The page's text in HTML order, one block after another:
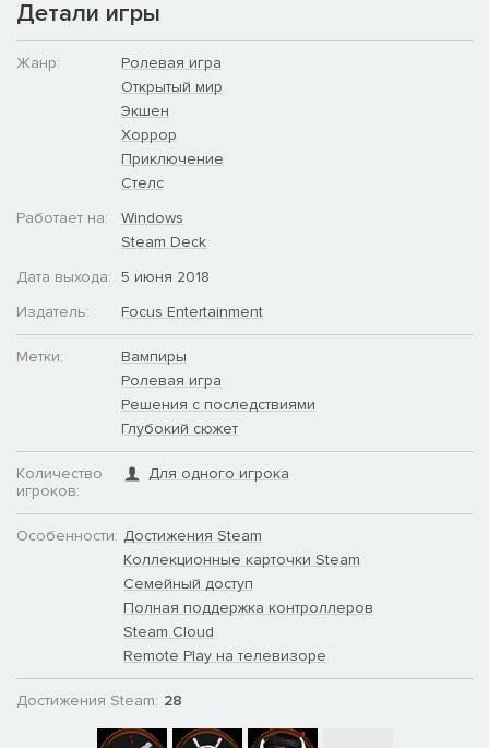
Детали игры
Жанр:
Ролевая игра
Открытый мир
Экшен
Хоррор
Приключение
Стелс
Работает на:
Windows
Steam Deck
Дата выхода: 5 июня 2018
Издатель:
Focus Entertainment
Метки:
Вампиры
Ролевая игра
Решения с последствиями
Глубокий сюжет
Количество
игроков:
Для одного игрока
Особенности: Достижения Steam
Коллекционные карточки Steam
Семейный доступ
Полная поддержка контроллеров
Steam Cloud
Remote Play на телевизоре
Достижения Steam: 28